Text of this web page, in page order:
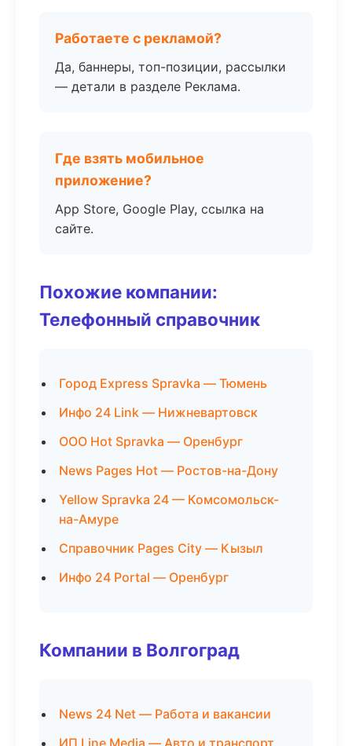
Работаете с рекламой?
Да, баннеры, топ-позиции, рассылки
— детали в разделе Реклама.
Где взять мобильное
приложение?
App Store, Google Play, ссылка на
сайте.
Похожие компании:
Телефонный справочник
Город Express Spravka — Тюмень
Инфо 24 Link — Нижневартовск
ООО Hot Spravka — Оренбург
News Pages Hot — Ростов-на-Дону
Yellow Spravka 24 — Комсомольск-
на-Амуре
Справочник Pages City — Кызыл
Инфо 24 Portal — Оренбург
Компании в Волгоград
News 24 Net — Работа и вакансии
ИП Line Media — Авто и транспорт